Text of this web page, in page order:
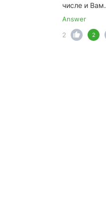
числе и Вам.
Answer
2
2